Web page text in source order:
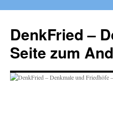
springen
DenkFried –
Seite zum